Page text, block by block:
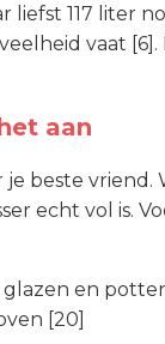
liefst 117 liter
vaat [6].
aan
je beste vriend.
echt vol is.
glazen en
[20]